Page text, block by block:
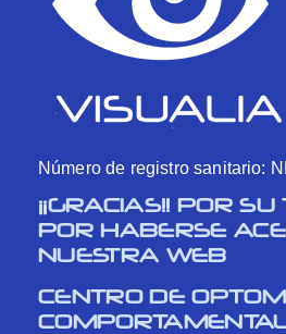
Número de registro sanitario:
¡¡GRACIAS!! POR
POR HABERSE
NUESTRA WEB
CENTRO DE